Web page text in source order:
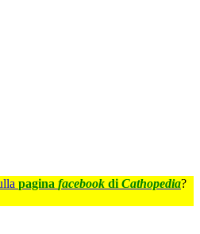
pagina facebook di Cathopedia?